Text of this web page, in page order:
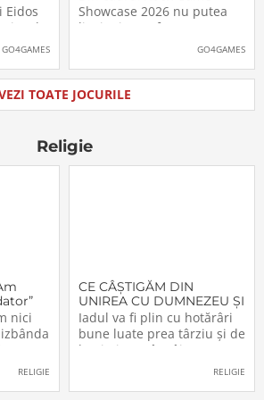
Eidos
jocul
4,
GO4GAMES
putea juca
Showcase 2026 nu putea
lipsi Minecraft Dungeons II,
care, pe lângă un nou
oficială de lansare. Astfel,
pasionații se vor putea
aventura în Minecraft
Video: Minecraft
GO4GAMES
TOATE JOCURILE
Religie
nici
RELIGIE
CE CÂŞTIGĂM DIN
UNIREA CU DUMNEZEU ŞI
CU FRAŢII (VI)
Iadul va fi plin cu hotărâri
bune luate prea târziu şi de
lacrimi nemângâiate
vărsate prea târziu. Lumea
RELIGIE